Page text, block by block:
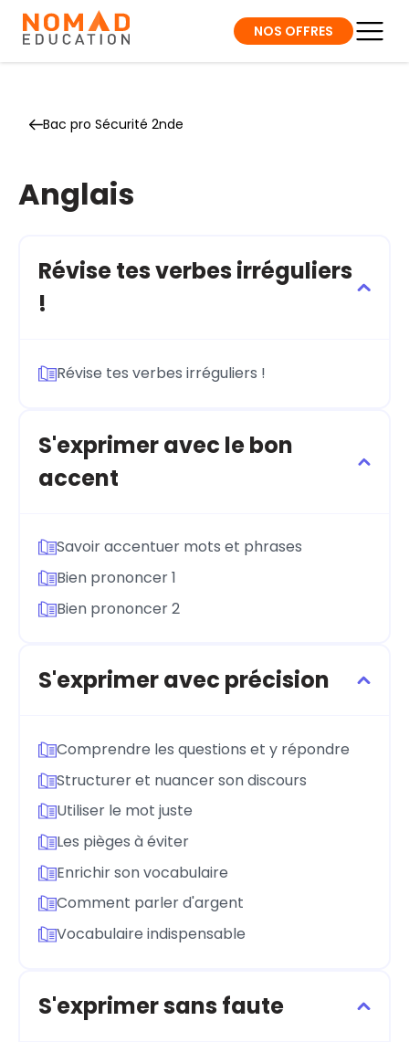
NOS OFFRES
Bac pro Sécurité 2nde
Anglais
Révise tes verbes irréguliers
!
Révise tes verbes irréguliers !
S'exprimer avec le bon
accent
Savoir accentuer mots et phrases
Bien prononcer 1
Bien prononcer 2
S'exprimer avec précision
Comprendre les questions et y répondre
Structurer et nuancer son discours
Utiliser le mot juste
Les pièges à éviter
Enrichir son vocabulaire
Comment parler d'argent
Vocabulaire indispensable
S'exprimer sans faute